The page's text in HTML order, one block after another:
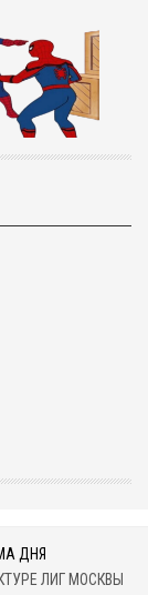
ДНЯ
ЛИГ МОСКВЫ